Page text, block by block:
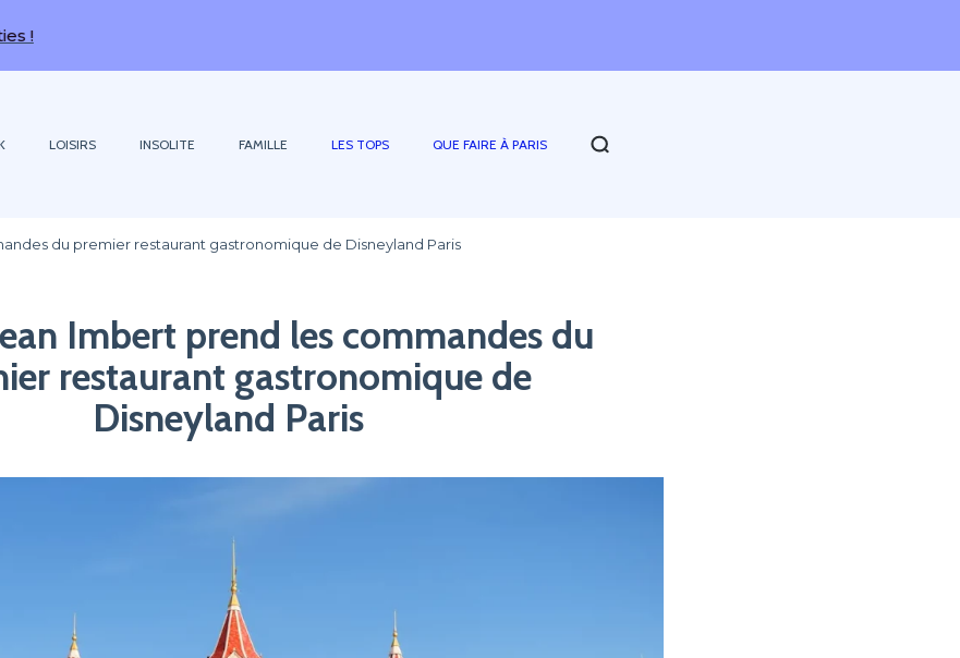
LOISIRS INSOLITE FAMILLE LES TOPS QUE FAIRE À PARIS
du premier restaurant gastronomique de Disneyland Paris
Imbert prend les commandes du
restaurant gastronomique de
Disneyland Paris